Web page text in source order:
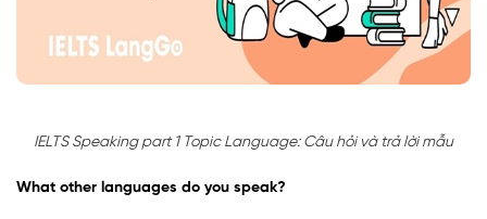
IELTS Speaking part 1 Topic Language: Câu hỏi và trả lời mẫu
What other languages do you speak?